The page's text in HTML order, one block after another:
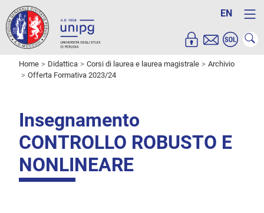
EN
Home Didattica Corsi di laurea e laurea magistrale
Archivio
Offerta Formativa 2023/24
Insegnamento
CONTROLLO ROBUSTO E
NONLINEARE